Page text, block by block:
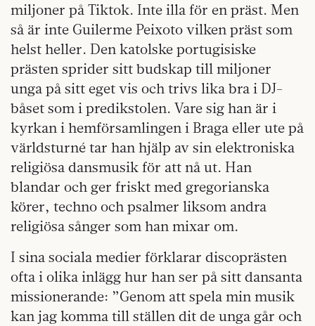
miljoner på Tiktok. Inte illa för en präst. Men
så är inte Guilerme Peixoto vilken präst som
helst heller. Den katolske portugisiske
prästen sprider sitt budskap till miljoner
unga på sitt eget vis och trivs lika bra i DJ-
båset som i predikstolen. Vare sig han är i
kyrkan i hemförsamlingen i Braga eller ute på
världsturné tar han hjälp av sin elektroniska
religiösa dansmusik för att nå ut. Han
blandar och ger friskt med gregorianska
körer, techno och psalmer liksom andra
religiösa sånger som han mixar om.
I sina sociala medier förklarar discoprästen
ofta i olika inlägg hur han ser på sitt dansanta
missionerande: ”Genom att spela min musik
kan jag komma till ställen dit de unga går och